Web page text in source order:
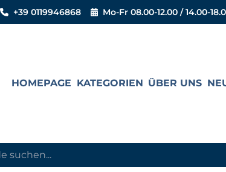
+39 0119946868 Mo-Fr 08.00-12.00 / 14.00-
HOMEPAGE KATEGORIEN ÜBER UNS